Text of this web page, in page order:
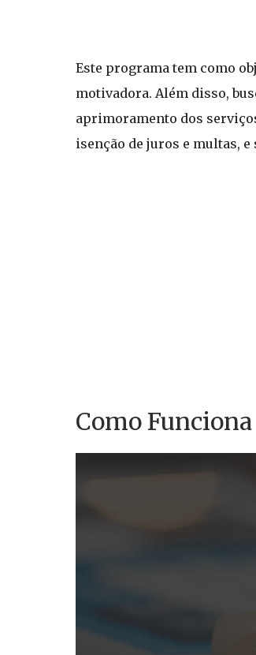
Este programa tem como
motivadora. Além disso,
aprimoramento dos
isenção de juros e multas,
Como